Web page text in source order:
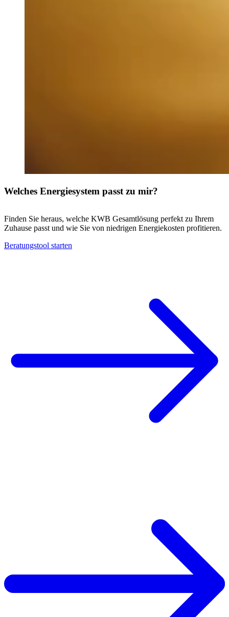
Welches Energiesystem passt zu mir?
Finden Sie heraus, welche KWB Gesamtlösung perfekt zu Ihrem
Zuhause passt und wie Sie von niedrigen Energiekosten profitieren.
Beratungstool starten